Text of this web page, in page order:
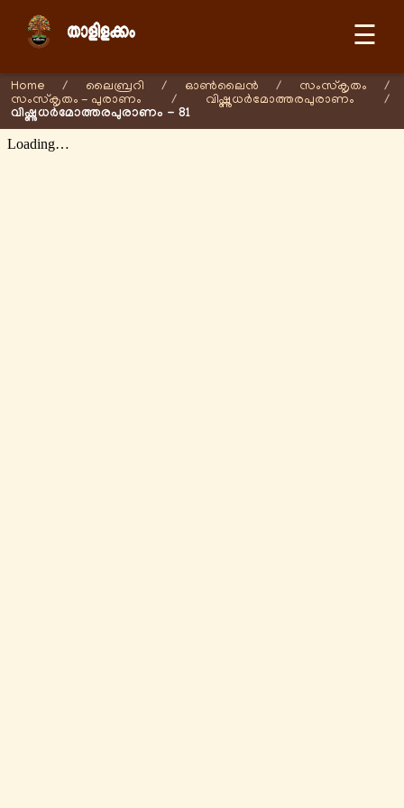
☰
Home / ലൈബ്രറി / ഓണ്‍ലൈന്‍ / സംസ്കൃതം
/
സംസ്കൃതം - പുരാണം
/ വിഷ്ണുധർമോത്തരപുരാണം /
വിഷ്ണുധർമോത്തരപുരാണം - 81